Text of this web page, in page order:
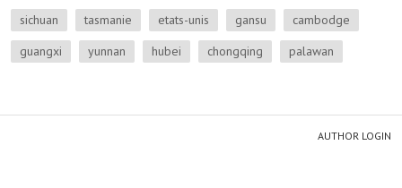
sichuan
tasmanie etats-unis gansu
cambodge
guangxi
yunnan hubei chongqing palawan
AUTHOR LOGIN